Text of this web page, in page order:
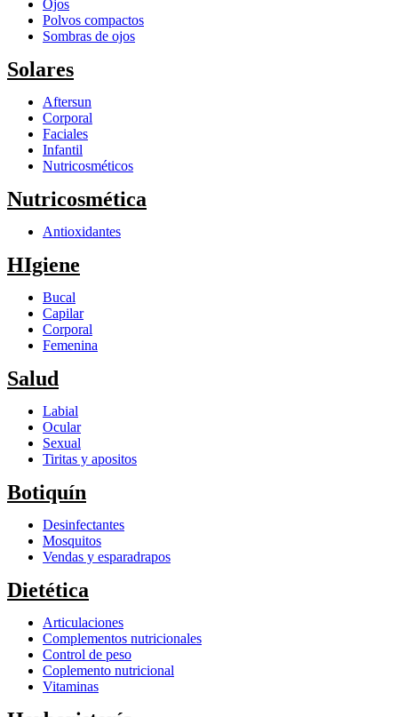
Ojos
Polvos compactos
Sombras de ojos
Solares
Aftersun
Corporal
Faciales
Infantil
Nutricosméticos
Nutricosmética
Antioxidantes
HIgiene
Bucal
Capilar
Corporal
Femenina
Salud
Labial
Ocular
Sexual
Tiritas y apositos
Botiquín
Desinfectantes
Mosquitos
Vendas y esparadrapos
Dietética
Articulaciones
Complementos nutricionales
Control de peso
Coplemento nutricional
Vitaminas